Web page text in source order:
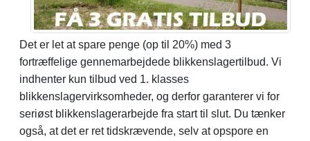
Det er let at spare penge (op til 20%) med 3
fortræffelige gennemarbejdede blikkenslagertilbud. Vi
indhenter kun tilbud ved 1. klasses
blikkenslagervirksomheder, og derfor garanterer vi for
seriøst blikkenslagerarbejde fra start til slut. Du tænker
også, at det er ret tidskrævende, selv at opspore en